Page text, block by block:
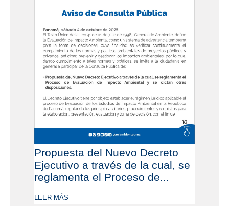
Propuesta del Nuevo Decreto
Ejecutivo a través de la cual, se
reglamenta el Proceso de...
LEER MÁS